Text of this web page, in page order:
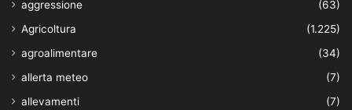
aggressione
(63)
Agricoltura
(1.225)
agroalimentare
(34)
allerta meteo
(7)
allevamenti
(7)